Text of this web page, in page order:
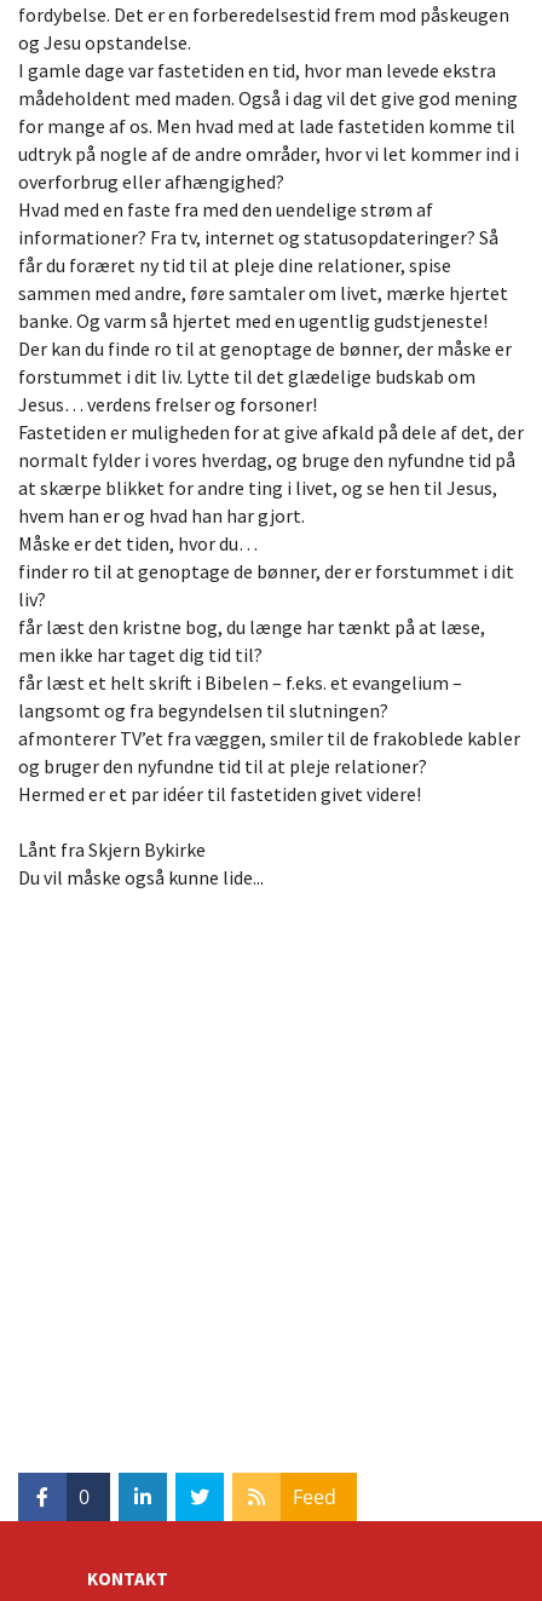
fordybelse. Det er en forberedelsestid frem mod påskeugen
og Jesu opstandelse.
I gamle dage var fastetiden en tid, hvor man levede ekstra
mådeholdent med maden. Også i dag vil det give god mening
for mange af os. Men hvad med at lade fastetiden komme til
udtryk på nogle af de andre områder, hvor vi let kommer ind i
overforbrug eller afhængighed?
Hvad med en faste fra med den uendelige strøm af
informationer? Fra tv, internet og statusopdateringer? Så
får du foræret ny tid til at pleje dine relationer, spise
sammen med andre, føre samtaler om livet, mærke hjertet
banke. Og varm så hjertet med en ugentlig gudstjeneste!
Der kan du finde ro til at genoptage de bønner, der måske er
forstummet i dit liv. Lytte til det glædelige budskab om
Jesus… verdens frelser og forsoner!
Fastetiden er muligheden for at give afkald på dele af det, der
normalt fylder i vores hverdag, og bruge den nyfundne tid på
at skærpe blikket for andre ting i livet, og se hen til Jesus,
hvem han er og hvad han har gjort.
Måske er det tiden, hvor du…
finder ro til at genoptage de bønner, der er forstummet i dit
liv?
får læst den kristne bog, du længe har tænkt på at læse,
men ikke har taget dig tid til?
får læst et helt skrift i Bibelen – f.eks. et evangelium –
langsomt og fra begyndelsen til slutningen?
afmonterer TV’et fra væggen, smiler til de frakoblede kabler
og bruger den nyfundne tid til at pleje relationer?
Hermed er et par idéer til fastetiden givet videre!
Lånt fra Skjern Bykirke
Du vil måske også kunne lide...
0 Feed
KONTAKT